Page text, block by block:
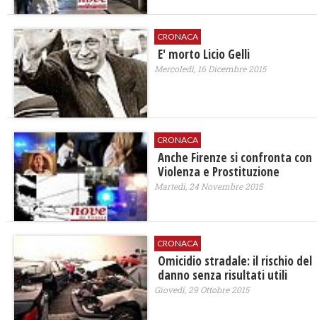
CRONACA
E' morto Licio Gelli
Mercoledì, 16 Dicembre 2015
CRONACA
Anche Firenze si confronta con
Violenza e Prostituzione
Martedì, 24 Novembre 2015
CRONACA
Omicidio stradale: il rischio del
danno senza risultati utili
Giovedì, 29 Ottobre 2015